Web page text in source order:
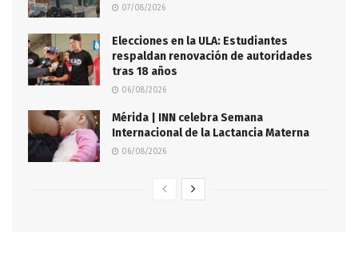
07/08/2026
Elecciones en la ULA: Estudiantes
respaldan renovación de autoridades
tras 18 años
06/08/2026
Mérida | INN celebra Semana
Internacional de la Lactancia Materna
06/08/2026